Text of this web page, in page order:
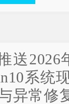
送
系统
异常修